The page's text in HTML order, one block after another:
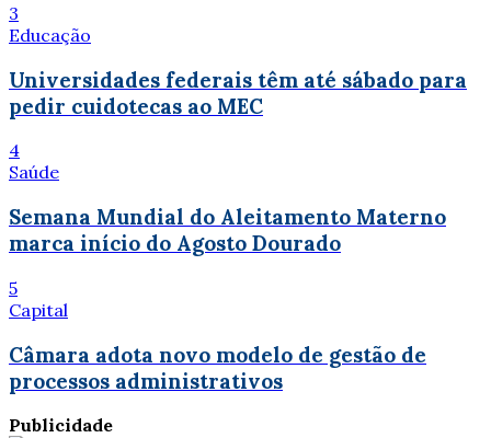
3
Educação
Universidades federais têm até sábado para
pedir cuidotecas ao MEC
4
Saúde
Semana Mundial do Aleitamento Materno
marca início do Agosto Dourado
5
Capital
Câmara adota novo modelo de gestão de
processos administrativos
Publicidade